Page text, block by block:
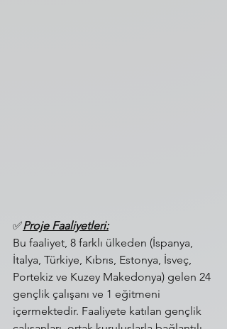
✅️Proje Faaliyetleri:
Bu faaliyet, 8 farklı ülkeden (İspanya,
İtalya, Türkiye, Kıbrıs, Estonya, İsveç,
Portekiz ve Kuzey Makedonya) gelen 24
gençlik çalışanı ve 1 eğitmeni
içermektedir. Faaliyete katılan gençlik